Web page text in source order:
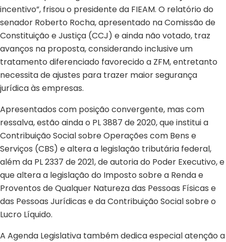
incentivo”, frisou o presidente da FIEAM. O relatório do
senador Roberto Rocha, apresentado na Comissão de
Constituição e Justiça (CCJ) e ainda não votado, traz
avanços na proposta, considerando inclusive um
tratamento diferenciado favorecido a ZFM, entretanto
necessita de ajustes para trazer maior segurança
jurídica às empresas.
Apresentados com posição convergente, mas com
ressalva, estão ainda o PL 3887 de 2020, que institui a
Contribuição Social sobre Operações com Bens e
Serviços (CBS) e altera a legislação tributária federal,
além da PL 2337 de 2021, de autoria do Poder Executivo, e
que altera a legislação do Imposto sobre a Renda e
Proventos de Qualquer Natureza das Pessoas Físicas e
das Pessoas Jurídicas e da Contribuição Social sobre o
Lucro Líquido.
A Agenda Legislativa também dedica especial atenção a